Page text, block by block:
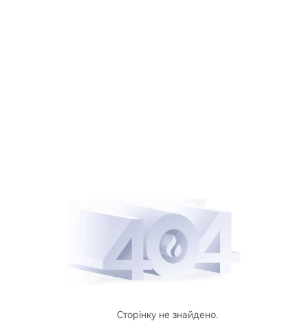
Сторінку не знайдено.